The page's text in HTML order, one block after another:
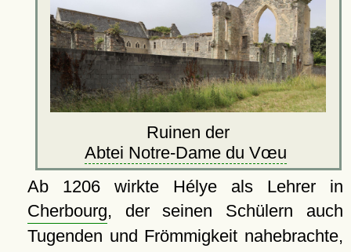
Ruinen der
Abtei Notre-Dame du Vœu
Ab 1206 wirkte Hélye als Lehrer in
Cherbourg, der seinen Schülern auch
Tugenden und Frömmigkeit nahebrachte,